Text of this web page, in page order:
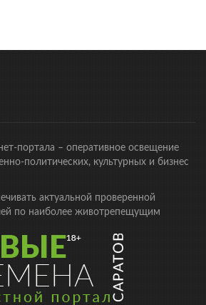
портала – оперативное освещение
политических, культурных и бизнес
актуальной проверенной
по наиболее животрепещущим